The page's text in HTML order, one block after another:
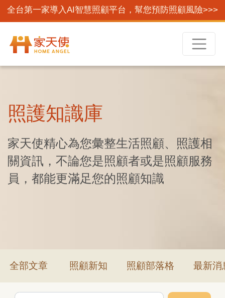
全台第一家導入AI智慧照顧平台，幫您預防照顧風險>>>
照護知識庫
家天使精心為您彙整生活照顧、照護相
關資訊，不論您是照顧者或是照顧服務
員，都能更滿足您的照顧知識
全部文章 照顧新知 照顧部落格 最新消